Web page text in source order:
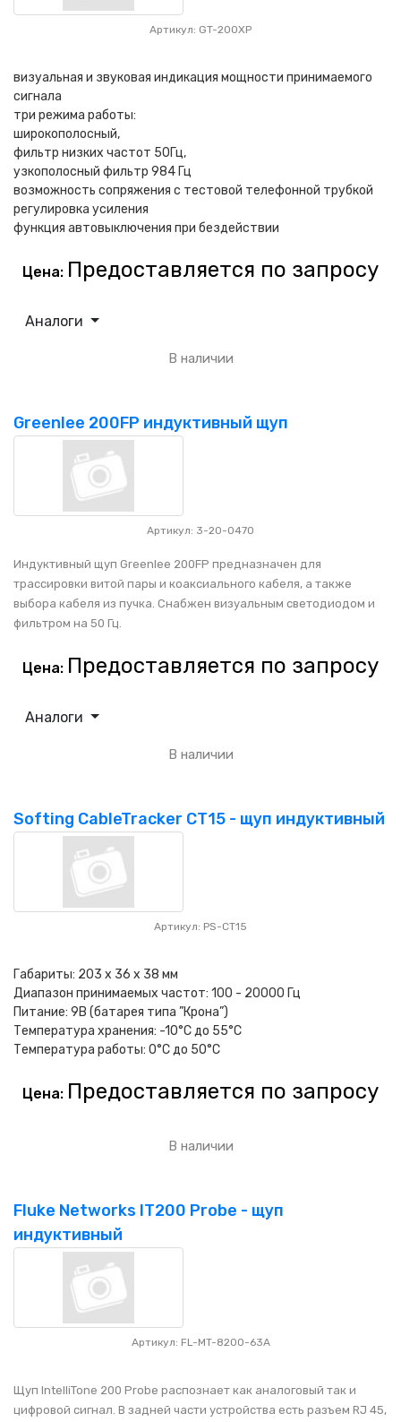
Артикул: GT-200XP
визуальная и звуковая индикация мощности принимаемого
сигнала
три режима работы:
широкополосный,
фильтр низких частот 50Гц,
узкополосный фильтр 984 Гц
возможность сопряжения с тестовой телефонной трубкой
регулировка усиления
функция автовыключения при бездействии
Цена: Предоставляется по запросу
Аналоги
В наличии
Greenlee 200FP индуктивный щуп
Артикул: 3-20-0470
Индуктивный щуп Greenlee 200FP предназначен для
трассировки витой пары и коаксиального кабеля, а также
выбора кабеля из пучка. Снабжен визуальным светодиодом и
фильтром на 50 Гц.
Цена: Предоставляется по запросу
Аналоги
В наличии
Softing CableTracker CT15 - щуп индуктивный
Артикул: PS-CT15
Габариты: 203 x 36 x 38 мм
Диапазон принимаемых частот: 100 - 20000 Гц
Питание: 9В (батарея типа ”Крона”)
Температура хранения: -10°C до 55°C
Температура работы: 0°C до 50°C
Цена: Предоставляется по запросу
В наличии
Fluke Networks IT200 Probe - щуп
индуктивный
Артикул: FL-MT-8200-63A
Щуп IntelliTone 200 Probe распознает как аналоговый так и
цифровой сигнал. В задней части устройства есть разъем RJ 45,